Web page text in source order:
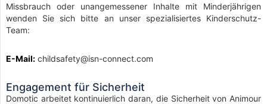
Missbrauch oder unangemessener Inhalte mit Minderjährigen
wenden Sie sich bitte an unser spezialisiertes Kinderschutz-
Team:
E-Mail: childsafety@isn-connect.com
Engagement für Sicherheit
Domotic arbeitet kontinuierlich daran, die Sicherheit von Animour